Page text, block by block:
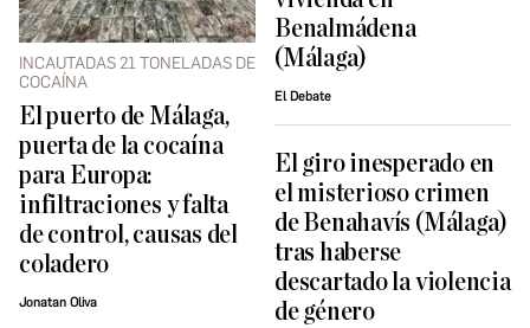
INCAUTADAS 21 TONELADAS DE
COCAÍNA
El puerto de Málaga,
puerta de la cocaína
para Europa:
infiltraciones y falta
de control, causas del
coladero
Jonatan Oliva
Benalmádena
(Málaga)
El Debate
El giro inesperado en
el misterioso crimen
de Benahavís (Málaga)
tras haberse
descartado la violencia
de género